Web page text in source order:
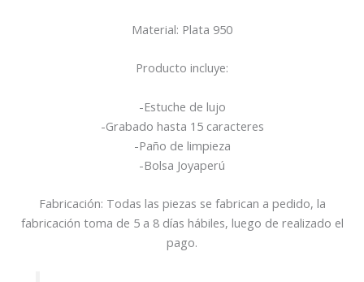
Material: Plata 950
Producto incluye:
-Estuche de lujo
-Grabado hasta 15 caracteres
-Paño de limpieza
-Bolsa Joyaperú
Fabricación: Todas las piezas se fabrican a pedido, la
fabricación toma de 5 a 8 días hábiles, luego de realizado el
pago.